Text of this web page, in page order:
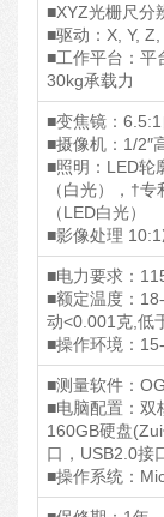
■XYZ光栅尺分
■驱动：X, Y,
■工作平台：平
30kg承载力
■变焦镜：
■摄像机：1/2″
■照明：LED轮
（白光），†
（LED白光）
■影像处理
■电力要求：
■额定温度：
动<0.001克,低
■操作环境：
■测量软件：
■电脑配置：双
160GB硬盘
口，USB2.0接
■操作系统：